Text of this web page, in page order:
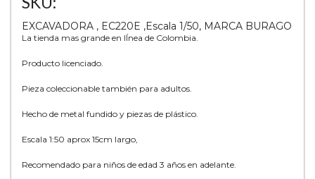
EXCAVADORA , EC220E ,Escala 1/50, MARCA BURAGO
La tienda mas grande en lÍnea de Colombia.
Producto licenciado.
Pieza coleccionable también para adultos.
Hecho de metal fundido y piezas de plástico.
Escala 1:50 aprox 15cm largo,
Recomendado para niños de edad 3 años en adelante.